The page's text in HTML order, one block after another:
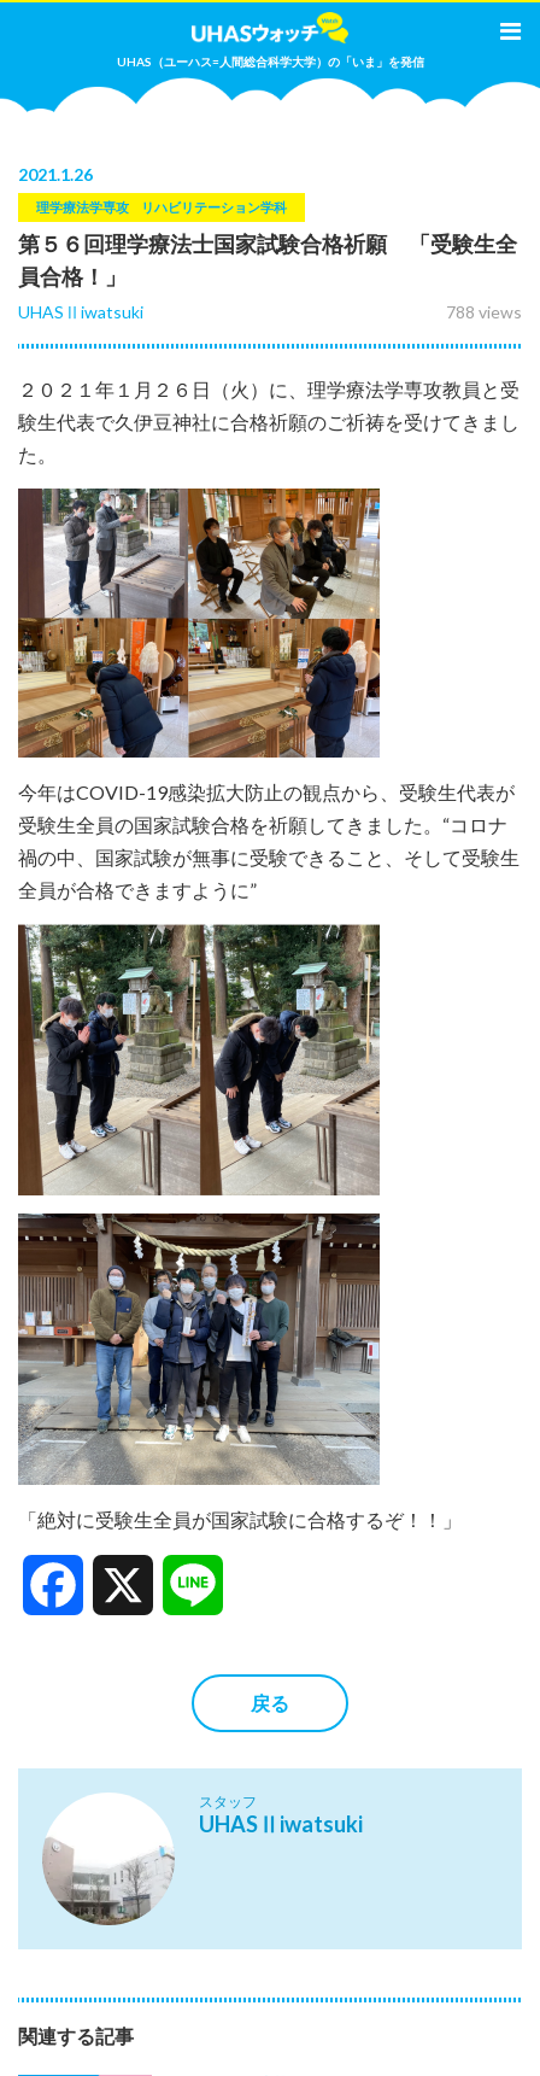
UHAS（ユーハス=人間総合科学大学）の「いま」を発信
2021.1.26
理学療法学専攻 リハビリテーション学科
第５６回理学療法士国家試験合格祈願 「受験生全
員合格！」
788 views
UHASⅡiwatsuki
２０２１年１月２６日（火）に、理学療法学専攻教員と受
験生代表で久伊豆神社に合格祈願のご祈祷を受けてきまし
た。
今年はCOVID-19感染拡大防止の観点から、受験生代表が
受験生全員の国家試験合格を祈願してきました。“コロナ
禍の中、国家試験が無事に受験できること、そして受験生
全員が合格できますように”
「絶対に受験生全員が国家試験に合格するぞ！！」
Facebook
戻る
スタッフ
UHASⅡiwatsuki
関連する記事